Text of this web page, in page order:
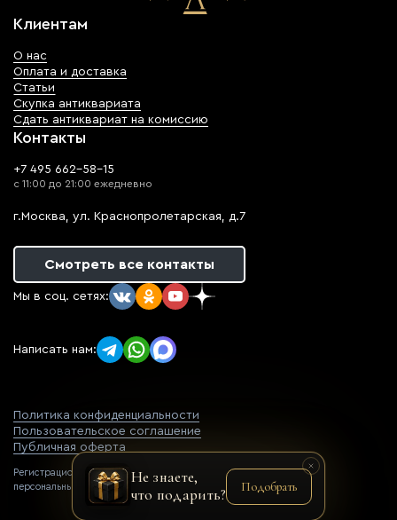
Клиентам
О нас
Оплата и доставка
Статьи
Скупка антиквариата
Сдать антиквариат на комиссию
Контакты
+7 495 662-58-15
с 11:00 до 21:00 ежедневно
г.Москва, ул. Краснопролетарская, д.7
Смотреть все контакты
Мы в соц. сетях:
Написать нам:
Политика конфиденциальности
Пользовательское соглашение
Публичная оферта
Регистрационный номер оператора
персональных данных: 77-22-069752
Не знаете,
что подарить?
Подобрать